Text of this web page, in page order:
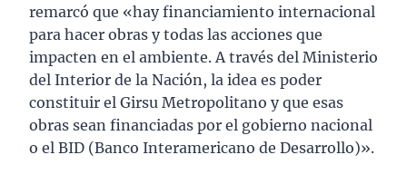
remarcó que «hay financiamiento internacional
para hacer obras y todas las acciones que
impacten en el ambiente. A través del Ministerio
del Interior de la Nación, la idea es poder
constituir el Girsu Metropolitano y que esas
obras sean financiadas por el gobierno nacional
o el BID (Banco Interamericano de Desarrollo)».